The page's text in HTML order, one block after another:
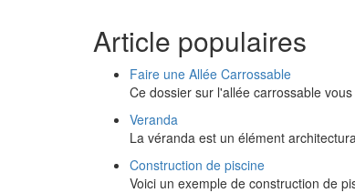
Article populaires
Faire une Allée Carrossable
Ce dossier sur l'allée carrossable
Veranda
La véranda est un élément
Construction de piscine
Voici un exemple de construction de